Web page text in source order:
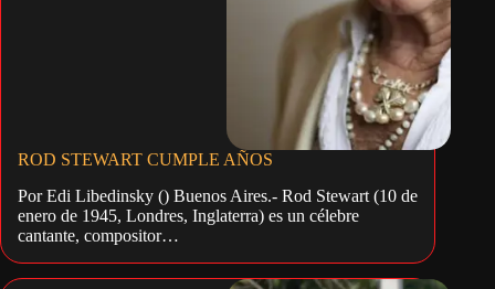
ROD STEWART CUMPLE AÑOS
Por Edi Libedinsky () Buenos Aires.- Rod Stewart (10 de
enero de 1945, Londres, Inglaterra) es un célebre
cantante, compositor…